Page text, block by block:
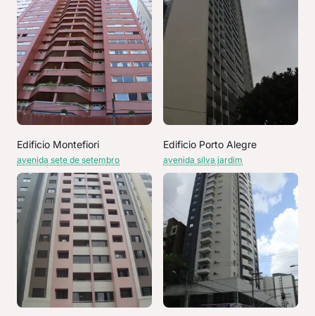
Edificio Montefiori
avenida sete de setembro
Edificio Porto Alegre
avenida silva jardim